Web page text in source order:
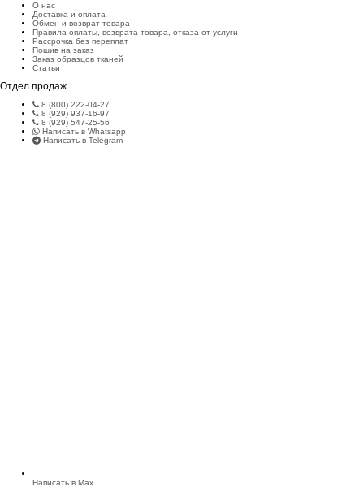
О нас
Доставка и оплата
Обмен и возврат товара
Правила оплаты, возврата товара, отказа от услуги
Рассрочка без переплат
Пошив на заказ
Заказ образцов тканей
Статьи
Отдел продаж
8 (800) 222-04-27
8 (929) 937-16-97
8 (929) 547-25-56
Написать в Whatsapp
Написать в Telegram
Написать в Max